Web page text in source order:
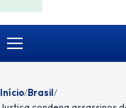
Menu
Início/Brasil/